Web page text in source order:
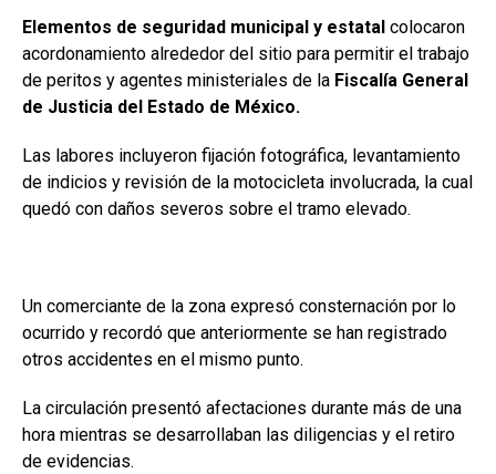
Elementos de seguridad municipal y estatal colocaron
acordonamiento alrededor del sitio para permitir el trabajo
de peritos y agentes ministeriales de la Fiscalía General
de Justicia del Estado de México.
Las labores incluyeron fijación fotográfica, levantamiento
de indicios y revisión de la motocicleta involucrada, la cual
quedó con daños severos sobre el tramo elevado.
Un comerciante de la zona expresó consternación por lo
ocurrido y recordó que anteriormente se han registrado
otros accidentes en el mismo punto.
La circulación presentó afectaciones durante más de una
hora mientras se desarrollaban las diligencias y el retiro
de evidencias.